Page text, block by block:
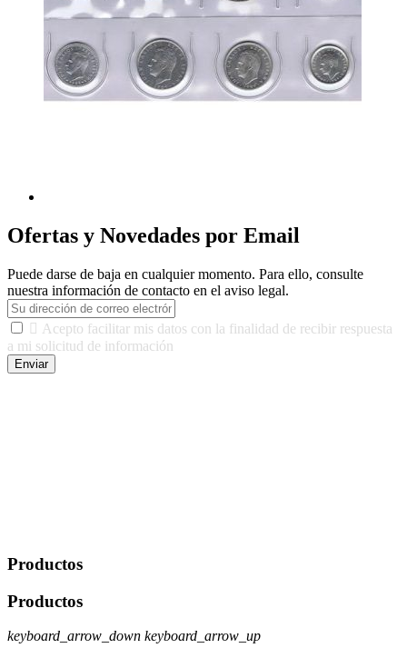
Ofertas y Novedades por Email
Puede darse de baja en cualquier momento. Para ello, consulte
nuestra información de contacto en el aviso legal.
 Acepto facilitar mis datos con la finalidad de recibir respuesta
a mi solicitud de información
Enviar
Productos
Productos
keyboard_arrow_down keyboard_arrow_up